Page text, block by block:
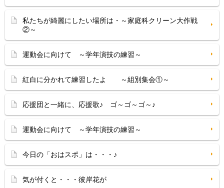
私たちが綺麗にしたい場所は・～家庭科クリーン大作戦
②～
運動会に向けて ～学年演技の練習～
紅白に分かれて練習したよ ～組別集会①～
応援団と一緒に、応援歌♪ ゴ～ゴ～ゴ～♪
運動会に向けて ～学年演技の練習～
今日の「おはスポ」は・・・♪
気が付くと・・・彼岸花が